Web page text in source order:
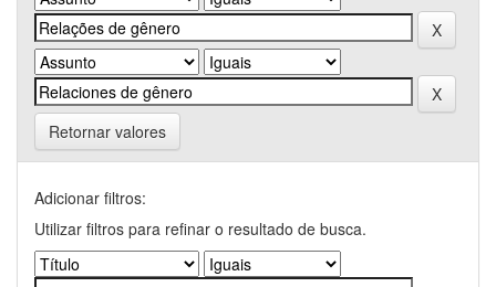
Retornar valores
Adicionar filtros:
Utilizar filtros para refinar o resultado de busca.